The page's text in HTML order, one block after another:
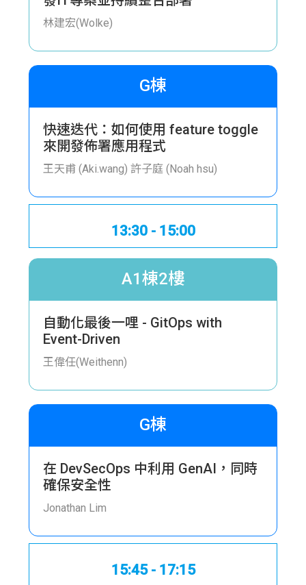
林建宏(Wolke)
G棟
快速迭代：如何使用 feature toggle
來開發佈署應用程式
王天甫 (Aki.wang) 許子庭 (Noah hsu)
13:30 - 15:00
A1棟2樓
自動化最後一哩 - GitOps with
Event-Driven
王偉任(Weithenn)
G棟
在 DevSecOps 中利用 GenAI，同時
確保安全性
Jonathan Lim
15:45 - 17:15